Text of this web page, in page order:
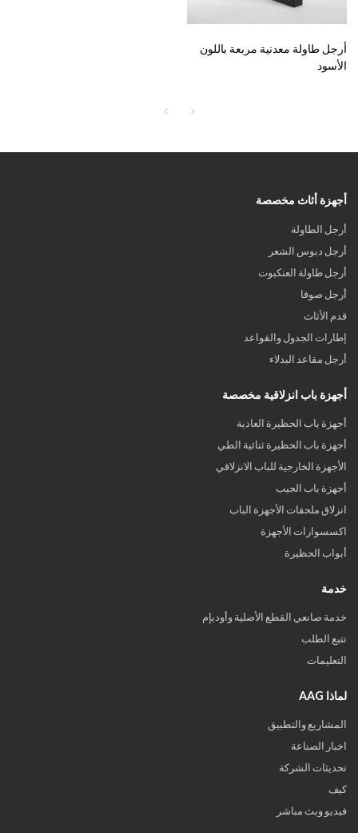
أرجل طاولة معدنية مربعة باللون
الأسود
أجهزة أثاث مخصصة
أرجل الطاولة
أرجل دبوس الشعر
أرجل طاولة العنكبوت
أرجل صوفا
قدم الأثاث
إطارات الجدول والقواعد
أرجل مقاعد البدلاء
أجهزة باب انزلاقية مخصصة
أجهزة باب الحظيرة العادية
أجهزة باب الحظيرة ثنائية الطي
الأجهزة الخارجية للباب الانزلاقي
أجهزة باب الجيب
انزلاق ملحقات الأجهزة الباب
اكسسوارات الأجهزة
أبواب الحظيرة
خدمة
خدمة صانعي القطع الأصلية وأوديإم
تتبع الطلب
التعليمات
لماذا AAG
المشاريع والتطبيق
اخبار الصناعة
تحديثات الشركة
كيف
فيديو وبث مباشر